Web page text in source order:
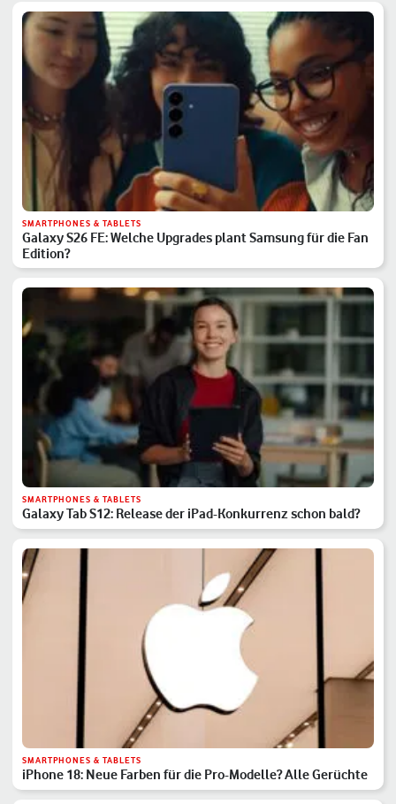
SMARTPHONES & TABLETS
Galaxy S26 FE: Welche Upgrades plant Samsung für die Fan
Edition?
SMARTPHONES & TABLETS
Galaxy Tab S12: Release der iPad-Konkurrenz schon bald?
SMARTPHONES & TABLETS
iPhone 18: Neue Farben für die Pro-Modelle? Alle Gerüchte